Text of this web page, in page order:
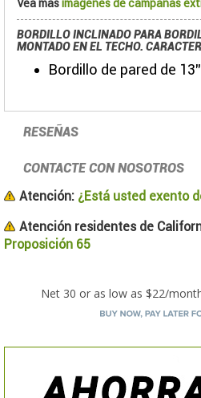
Vea másimágenes de campanas
BORDILLO INCLINADO PARA
MONTADO EN EL TECHO.
Bordillo de pared de
RESEÑAS
CONTACTE CON NOSOTROS
Atención: ¿Está usted exento
Atención residentes de
Proposición 65